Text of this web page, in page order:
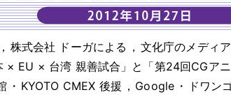
， 株式会社 ドーガによる ， 文化庁のメディ
× EU × 台湾 親善試合」と「第24回CGアニ
・ KYOTO CMEX 後援 ， Google ・ ドワン